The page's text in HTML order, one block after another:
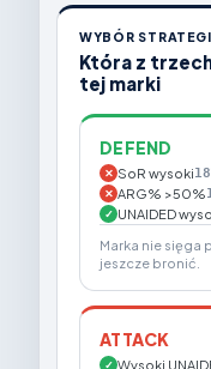
WYBÓR
Która z
tej marki
DEFEND
✕ SoR wysoki
✕ ARG% >50%
✓ UNAIDED
Marka nie sięga
jeszcze bronić.
ATTACK
✓ Wysoki